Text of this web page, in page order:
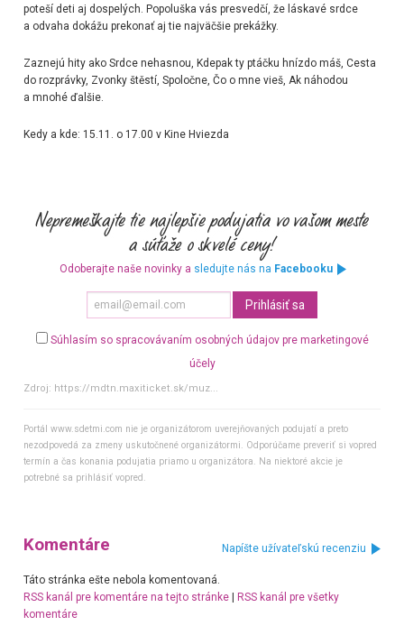
poteší deti aj dospelých. Popoluška vás presvedčí, že láskavé srdce
a odvaha dokážu prekonať aj tie najväčšie prekážky.
Zaznejú hity ako Srdce nehasnou, Kdepak ty ptáčku hnízdo máš, Cesta
do rozprávky, Zvonky štěstí, Spoločne, Čo o mne vieš, Ak náhodou
a mnohé ďalšie.
Kedy a kde: 15.11. o 17.00 v Kine Hviezda
Odoberajte naše novinky a sledujte nás na Facebooku
Súhlasím so spracovávaním osobných údajov pre marketingové
účely
Zdroj: https://mdtn.maxiticket.sk/muz...
Portál www.sdetmi.com nie je organizátorom uverejňovaných podujatí a preto
nezodpovedá za zmeny uskutočnené organizátormi. Odporúčame preveriť si vopred
termín a čas konania podujatia priamo u organizátora. Na niektoré akcie je
potrebné sa prihlásiť vopred.
Komentáre Napíšte užívateľskú recenziu
Táto stránka ešte nebola komentovaná.
RSS kanál pre komentáre na tejto stránke| RSS kanál pre všetky
komentáre